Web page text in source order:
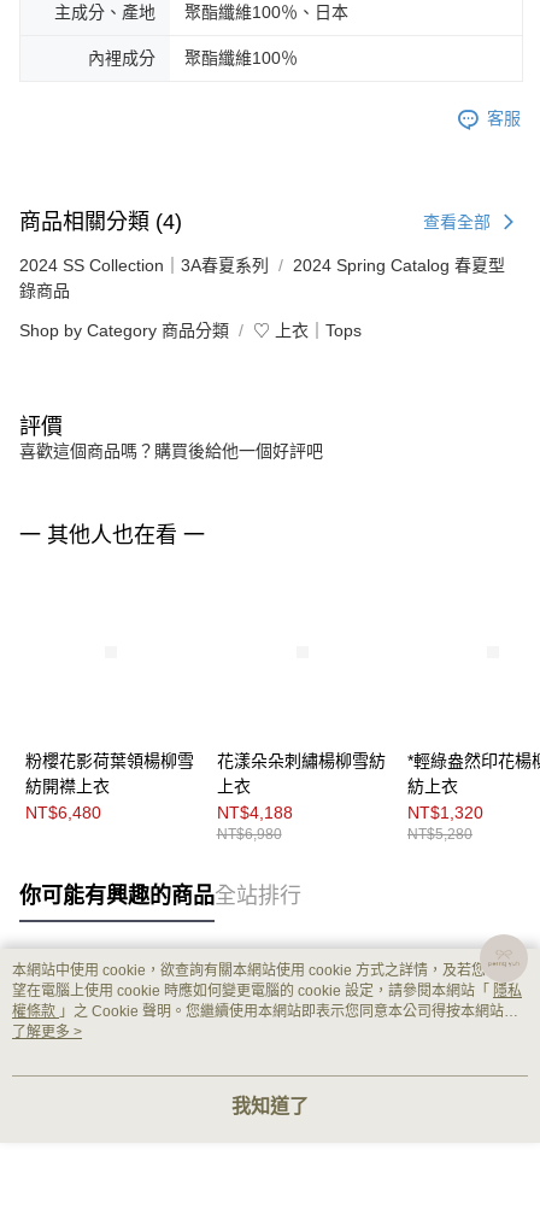
主成分、產地 聚酯纖維100％、日本
內裡成分 聚酯纖維100％
客服
商品相關分類 (4) 查看全部
2024 SS Collection｜3A春夏系列
2024 Spring Catalog 春夏型
錄商品
Shop by Category 商品分類 ♡ 上衣｜Tops
評價
喜歡這個商品嗎？購買後給他一個好評吧
一 其他人也在看 一
粉櫻花影荷葉領楊柳雪
紡開襟上衣
NT$6,480
花漾朵朵刺繡楊柳雪紡
上衣
NT$4,188
NT$6,980
*輕綠盎然印花楊
紡上衣
NT$1,320
NT$5,280
你可能有興趣的商品全站排行
熱門標籤
本網站中使用 cookie，欲查詢有關本網站使用 cookie 方式之詳情，及若您不希
望在電腦上使用 cookie 時應如何變更電腦的 cookie 設定，請參閱本網站「 隱私
權條款 」之 Cookie 聲明。您繼續使用本網站即表示您同意本公司得按本網站使
用條款之 Cookie 聲明使用 cookie。
了解更多 >
我知道了